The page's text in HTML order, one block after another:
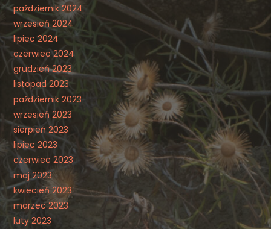
październik 2024
wrzesień 2024
lipiec 2024
czerwiec 2024
grudzień 2023
listopad 2023
październik 2023
wrzesień 2023
sierpień 2023
lipiec 2023
czerwiec 2023
maj 2023
kwiecień 2023
marzec 2023
luty 2023